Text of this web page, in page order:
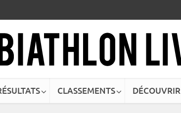
CLASSEMENTS DÉCOUVRIR